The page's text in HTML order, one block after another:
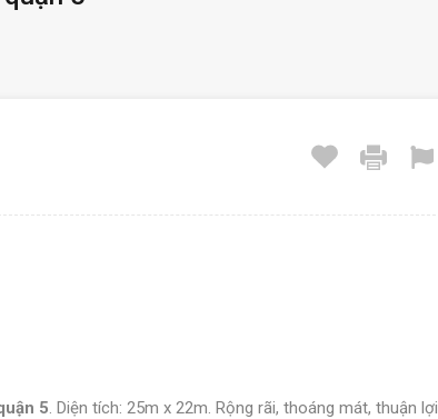
5. Diện tích: 25m x 22m. Rộng rãi, thoáng mát, thuận lợi